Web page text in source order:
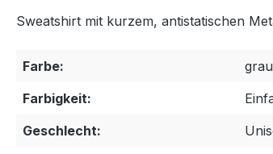
Sweatshirt mit kurzem, antistatischen
Farbe:
grau
Farbigkeit:
Geschlecht: